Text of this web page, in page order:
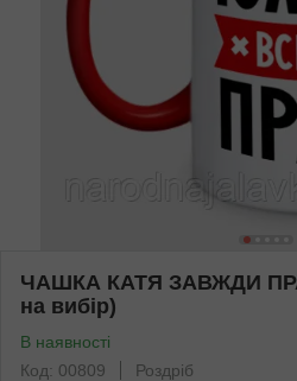
ЧАШКА КАТЯ ЗАВЖДИ
на вибір)
В наявності
Код: 00809
Роздріб